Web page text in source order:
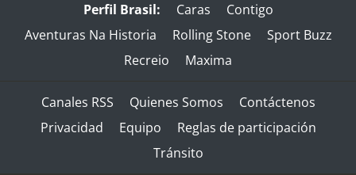
Perfil Brasil: Caras
Contigo
Aventuras Na Historia
Rolling Stone
Sport Buzz
Recreio
Maxima
Canales RSS Quienes Somos
Contáctenos
Privacidad
Equipo
Reglas de participación
Tránsito